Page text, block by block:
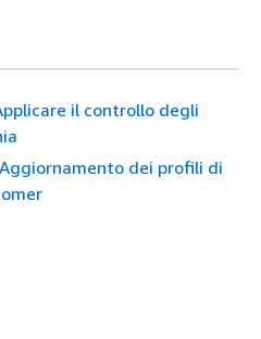
il controllo degli
Aggiornamento dei profili di